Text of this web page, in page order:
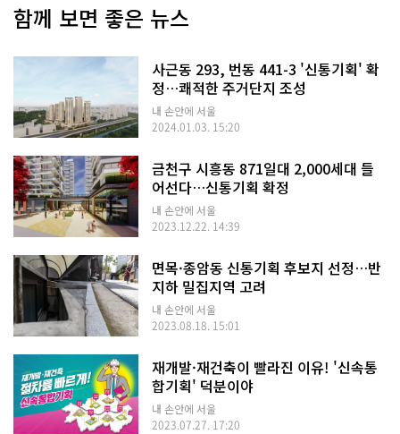
함께 보면 좋은 뉴스
사근동 293, 번동 441-3 '신통기획' 확
정…쾌적한 주거단지 조성
내 손안에 서울
2024.01.03. 15:20
금천구 시흥동 871일대 2,000세대 들
어선다…신통기획 확정
내 손안에 서울
2023.12.22. 14:39
면목·종암동 신통기획 후보지 선정…반
지하 밀집지역 고려
내 손안에 서울
2023.08.18. 15:01
재개발·재건축이 빨라진 이유! '신속통
합기획' 덕분이야
내 손안에 서울
2023.07.27. 17:20